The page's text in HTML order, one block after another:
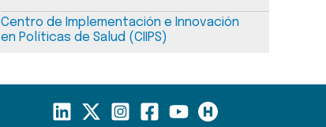
Centro de Implementación e Innovación
en Políticas de Salud (CIIPS)